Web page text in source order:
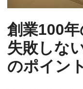
創業100年
失敗しな
のポイント